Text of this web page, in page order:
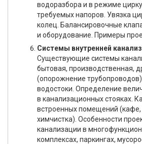
водоразбора и в режиме
требуемых напоров. Увязка
колец. Балансировочные
и оборудование. Примеры
Системы внутренней
Существующие системы
бытовая, производственная,
(опорожнение
водостоки. Определение
в канализационных стояках.
встроенных помещений
химчистка). Особенности
канализации в
комплексах, паркингах,